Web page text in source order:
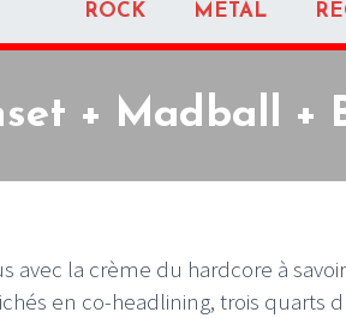
ROCK METAL
+ Madball +
avec la crème du hardcore à savoir
en co-headlining, trois quarts